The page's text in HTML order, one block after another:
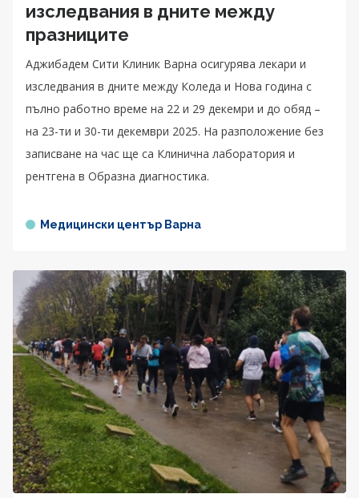
изследвания в дните между
празниците
Аджибадем Сити Клиник Варна осигурява лекари и
изследвания в дните между Коледа и Нова година с
пълно работно време на 22 и 29 декемри и до обяд –
на 23-ти и 30-ти декември 2025. На разположение без
записване на час ще са Клинична лаборатория и
рентгена в Образна диагностика.
Медицински център Варна